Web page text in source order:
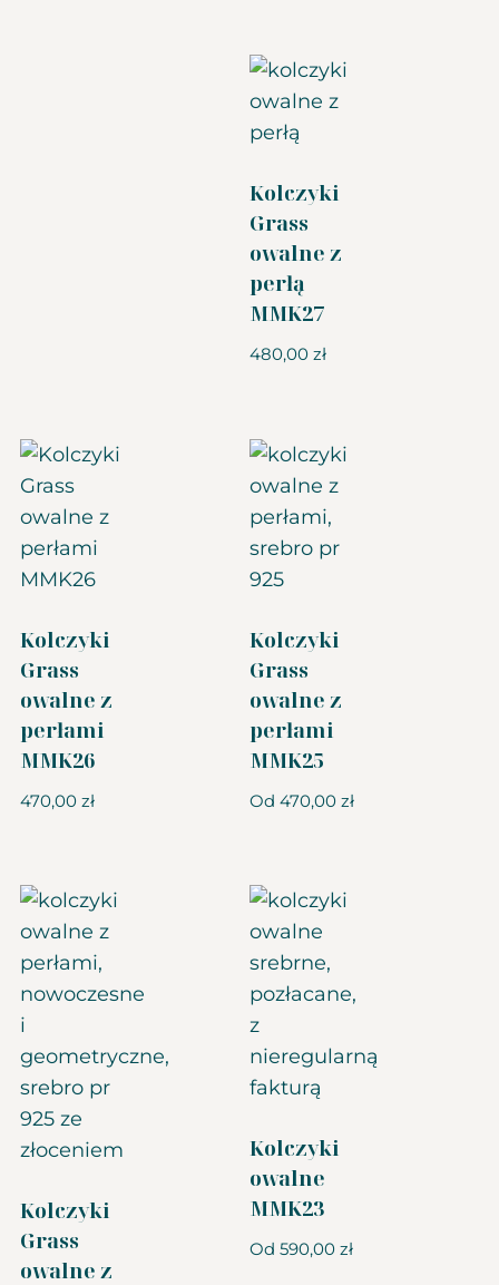
Kolczyki
Grass
owalne z
perłą
MMK27
480,00 zł
Kolczyki
Grass
owalne z
perłami
MMK26
470,00 zł
Kolczyki
Grass
owalne z
perłami
MMK25
Od 470,00 zł
Kolczyki
Grass
owalne z
Kolczyki
owalne
MMK23
Od 590,00 zł